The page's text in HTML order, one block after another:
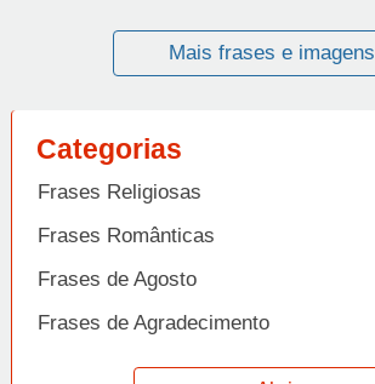
Mais frases e imagens
Categorias
Frases Religiosas
Frases Românticas
Frases de Agosto
Frases de Agradecimento
Frases de Amizade